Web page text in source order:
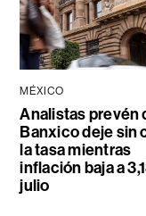
MÉXICO
Analistas prevén
Banxico deje sin
la tasa mientras
inflación baja a
julio